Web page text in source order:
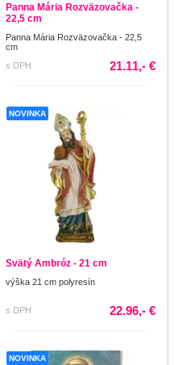
Panna Mária Rozväzovačka -
22,5 cm
Panna Mária Rozväzovačka - 22,5
cm
s DPH
21.11,- €
NOVINKA
Svätý Ambróz - 21 cm
výška 21 cm polyresín
s DPH 22.96,- €
NOVINKA